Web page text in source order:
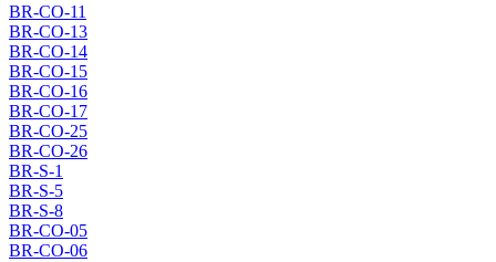
BR-CO-11
BR-CO-13
BR-CO-14
BR-CO-15
BR-CO-16
BR-CO-17
BR-CO-25
BR-CO-26
BR-S-1
BR-S-5
BR-S-8
BR-CO-05
BR-CO-06